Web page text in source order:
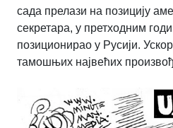
сада прелази на позицију
секретара, у претходним
позиционирао у Русији.
тамошњих највећих